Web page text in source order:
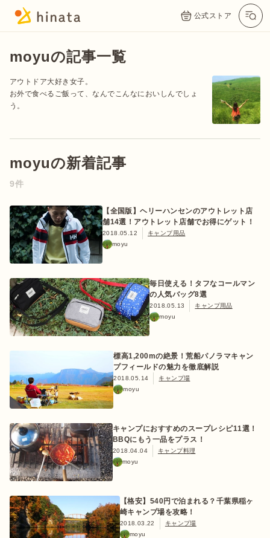
公式ストア
moyuの記事一覧
アウトドア大好き女子。
お外で食べるご飯って、なんでこんなにおいしんでしょ
う。
moyuの新着記事
9件
【全国版】ヘリーハンセンのアウトレット店
舗14選！アウトレット店舗でお得にゲット！
2018.05.12
キャンプ用品
moyu
毎日使える！タフなコールマン
の人気バッグ8選
2018.05.13
キャンプ用品
moyu
標高1,200mの絶景！荒船パノラマキャン
プフィールドの魅力を徹底解説
2018.05.14
キャンプ場
moyu
キャンプにおすすめのスープレシピ11選！
BBQにもう一品をプラス！
2018.04.04
キャンプ料理
moyu
【格安】540円で泊まれる？千葉県稲ヶ
崎キャンプ場を攻略！
2018.03.22
キャンプ場
moyu
公式オンラインストア
おすすめ特集
キャンプ用品
キャンプ場
料理
how to
初めての方